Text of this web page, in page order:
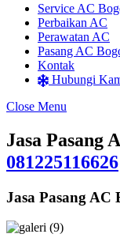
Service AC
Perbaikan AC
Perawatan AC
Pasang AC
Kontak
Hubungi
Close Menu
Jasa Pasang
081225116626
Jasa Pasang AC